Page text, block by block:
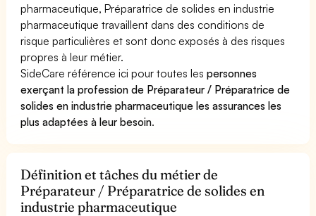
pharmaceutique, Préparatrice de solides en industrie
pharmaceutique travaillent dans des conditions de
risque particulières et sont donc exposés à des risques
propres à leur métier.
SideCare référence ici pour toutes lespersonnes
exerçant la profession de Préparateur / Préparatrice de
solides en industrie pharmaceutique les assurances les
plus adaptées à leur besoin.
Définition et tâches du métier de
Préparateur / Préparatrice de solides en
industrie pharmaceutique